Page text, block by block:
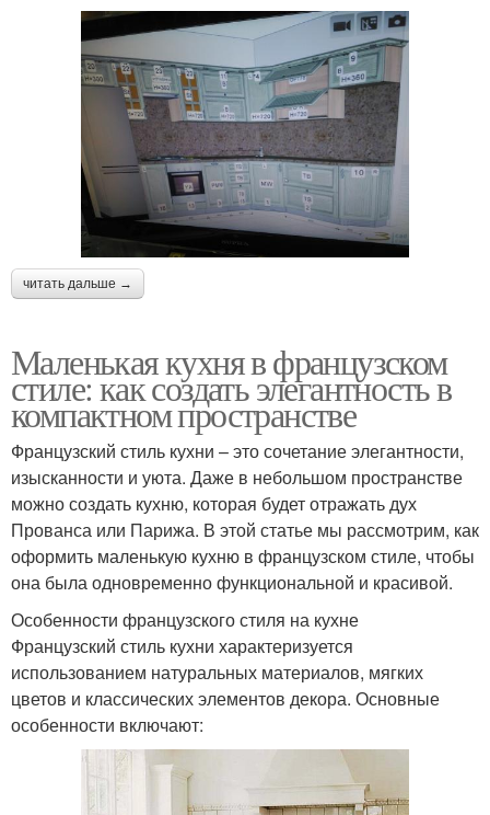
читать дальше →
Маленькая кухня в французском
стиле: как создать элегантность в
компактном пространстве
Французский стиль кухни – это сочетание элегантности,
изысканности и уюта. Даже в небольшом пространстве
можно создать кухню, которая будет отражать дух
Прованса или Парижа. В этой статье мы рассмотрим, как
оформить маленькую кухню в французском стиле, чтобы
она была одновременно функциональной и красивой.
Особенности французского стиля на кухне
Французский стиль кухни характеризуется
использованием натуральных материалов, мягких
цветов и классических элементов декора. Основные
особенности включают: